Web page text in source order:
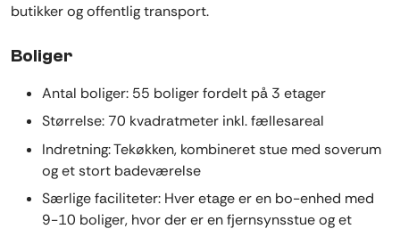
butikker og offentlig transport.
Boliger
Antal boliger: 55 boliger fordelt på 3 etager
Størrelse: 70 kvadratmeter inkl. fællesareal
Indretning: Tekøkken, kombineret stue med soverum
og et stort badeværelse
Særlige faciliteter: Hver etage er en bo-enhed med
9-10 boliger, hvor der er en fjernsynsstue og et